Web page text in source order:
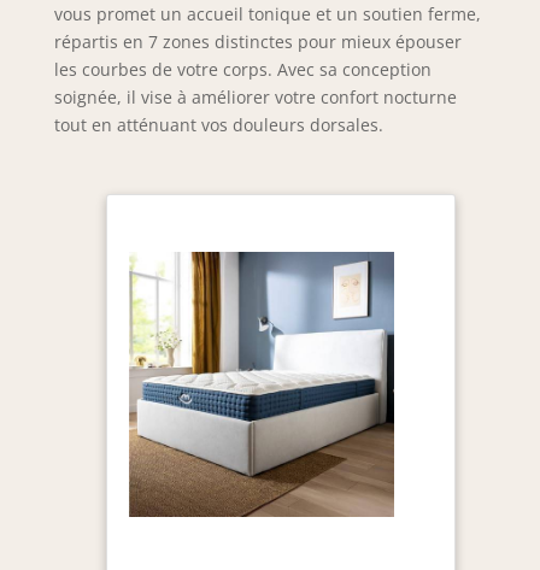
vous promet un accueil tonique et un soutien ferme,
répartis en 7 zones distinctes pour mieux épouser
les courbes de votre corps. Avec sa conception
soignée, il vise à améliorer votre confort nocturne
tout en atténuant vos douleurs dorsales.